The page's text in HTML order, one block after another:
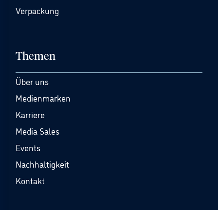
Verpackung
Themen
Über uns
Medienmarken
Karriere
Media Sales
Events
Nachhaltigkeit
Kontakt